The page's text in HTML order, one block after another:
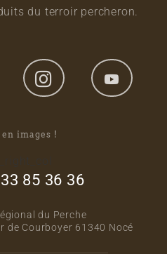
du terroir percheron.
images !
85 36 36
du Perche
de Courboyer 61340 Nocé